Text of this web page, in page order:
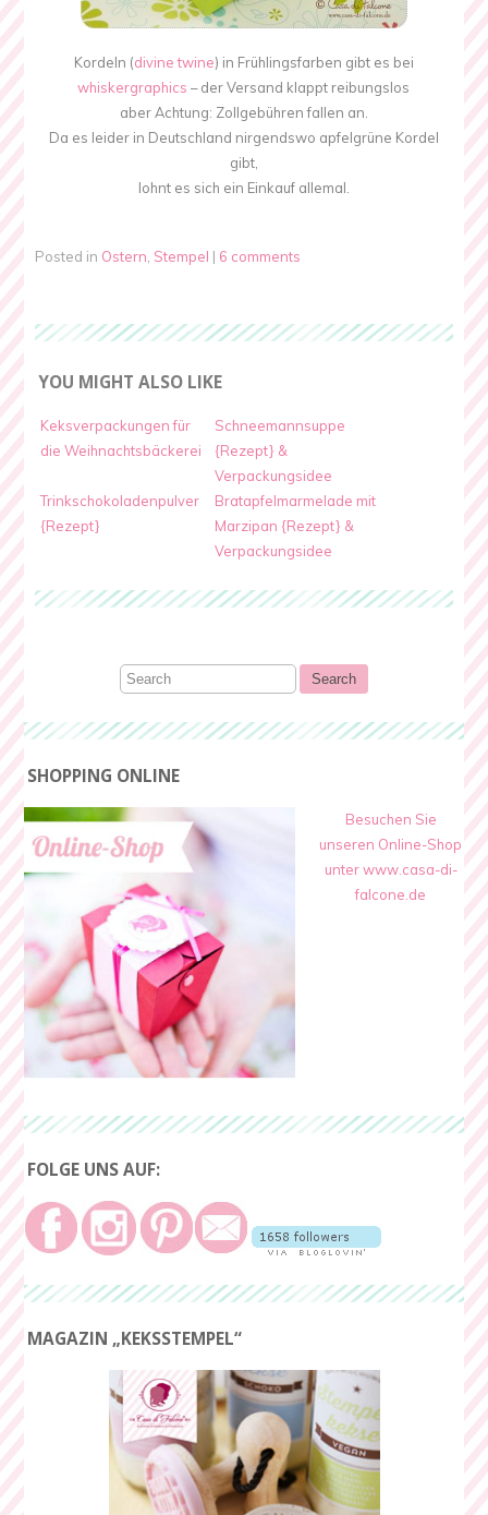
Kordeln (divine twine) in Frühlingsfarben gibt es bei
whiskergraphics – der Versand klappt reibungslos
aber Achtung: Zollgebühren fallen an.
Da es leider in Deutschland nirgendswo apfelgrüne Kordel
gibt,
lohnt es sich ein Einkauf allemal.
Posted in Ostern, Stempel | 6 comments
YOU MIGHT ALSO LIKE
Keksverpackungen für
die Weihnachtsbäckerei
Schneemannsuppe
{Rezept} &
Verpackungsidee
Trinkschokoladenpulver
{Rezept}
Bratapfelmarmelade mit
Marzipan {Rezept} &
Verpackungsidee
SHOPPING ONLINE
Besuchen Sie
unseren Online-Shop
unter www.casa-di-
falcone.de
FOLGE UNS AUF:
MAGAZIN „KEKSSTEMPEL“